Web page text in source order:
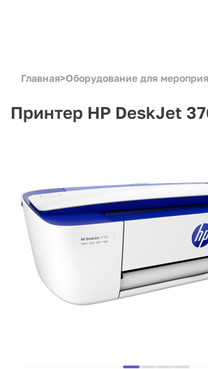
Главная>Оборудование для
Принтер HP DeskJet